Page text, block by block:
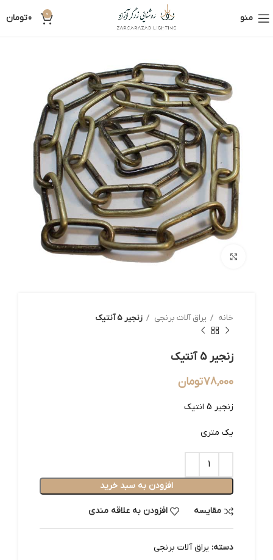
منو 0
0تومان
بزرگنمایی تصویر
خانه یراق آلات برنجی زنجیر 5 آنتیک
زنجیر 5 آنتیک
78,000تومان
زنجیر 5 انتیک
یک متری
افزودن به سبد خرید
مقایسه افزودن به علاقه مندی
دسته: یراق آلات برنجی